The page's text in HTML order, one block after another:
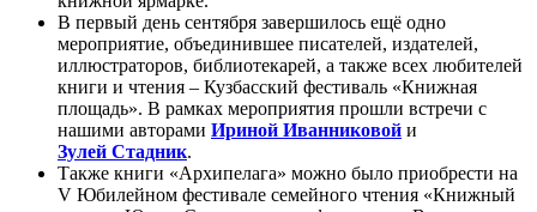
В первый день сентября завершилось ещё одно
мероприятие, объединившее писателей, издателей,
иллюстраторов, библиотекарей, а также всех любителей
книги и чтения – Кузбасский фестиваль «Книжная
площадь». В рамках мероприятия прошли встречи с
нашими авторами Ириной Иванниковой и
Зулей Стадник.
Также книги «Архипелага» можно было приобрести на
V Юбилейном фестивале семейного чтения «Книжный